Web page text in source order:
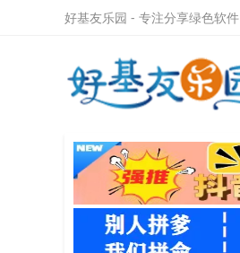
好基友乐园 - 专注分享绿色软